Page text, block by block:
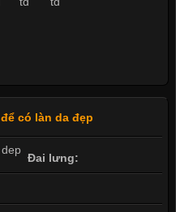
có làn da đẹp
Đai lưng: